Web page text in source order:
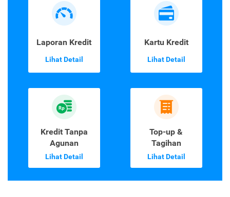
Laporan Kredit
Lihat Detail
Kartu Kredit
Lihat Detail
Kredit Tanpa
Agunan
Lihat Detail
Top-up &
Tagihan
Lihat Detail